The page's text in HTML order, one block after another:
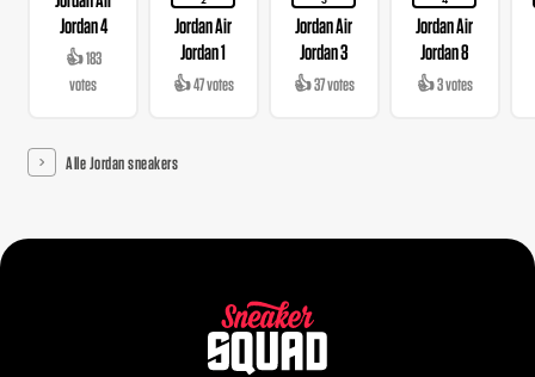
Jordan 4
👍 183
votes
Jordan Air
Jordan 1
👍 47 votes
Jordan Air
Jordan 3
👍 37 votes
Jordan Air
Jordan 8
👍 3 votes
Alle Jordan sneakers